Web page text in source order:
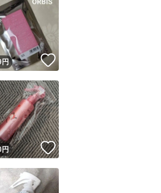
フリマの基準をクリアした安心・安全なユーザー
ーザーはYahoo!フリマの取引を完了させた実績が
ーザーは他フリマサービスでの取引実績がありま
、発送を保証しているものではありません
商品の情報をコピーします
されています
です
出品ページへ
キャンセル
円 いいね！
円 いいね！